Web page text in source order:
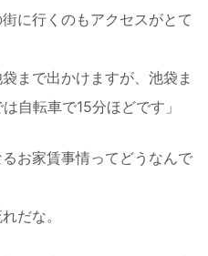
に行くのもアクセスがとて
まで出かけますが、池袋ま
自転車で15分ほどです」
るお家賃事情ってどうなんで
だな。